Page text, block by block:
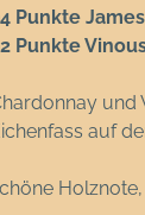
Punkte
Punkte
und
auf